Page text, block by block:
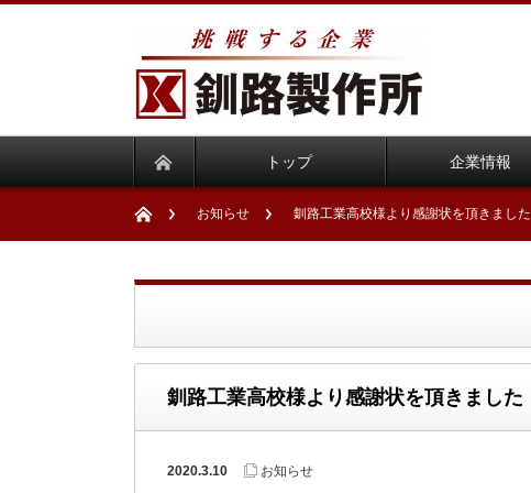
トップ 企業情報
お知らせ 釧路工業高校様より感謝状を頂きました
釧路工業高校様より感謝状を頂きました
2020.3.10 お知らせ